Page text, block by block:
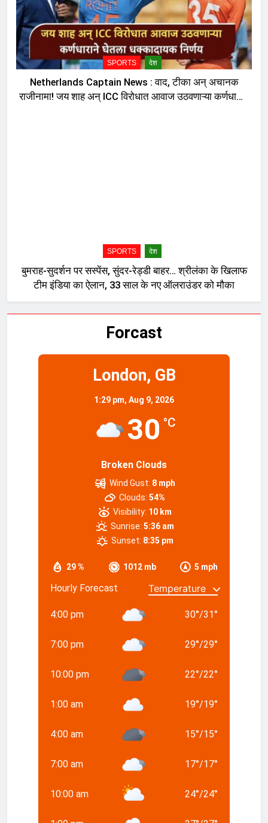
SPORTS देश
Netherlands Captain News : वाद, टीका अन् अचानक
राजीनामा! जय शाह अन् ICC विरोधात आवाज उठवणाऱ्या कर्णधाराने
SPORTS देश
बुमराह-सुदर्शन पर सस्पेंस, सुंदर-रेड्डी बाहर… श्रीलंका के खिलाफ
टीम इंडिया का ऐलान, 33 साल के नए ऑलराउंडर को मौका
Forcast
London, GB
1:29 pm, Aug 9, 2026
30 °C
Broken Clouds
29 % 1012 mb 5 mph
Wind Gust: 8 mph
Clouds: 54%
Visibility: 10 km
Sunrise: 5:36 am
Sunset: 8:35 pm
Hourly Forecast
4:00 pm 30°/31°
7:00 pm 29°/29°
10:00 pm 22°/22°
1:00 am 19°/19°
4:00 am 15°/15°
7:00 am 17°/17°
10:00 am 24°/24°